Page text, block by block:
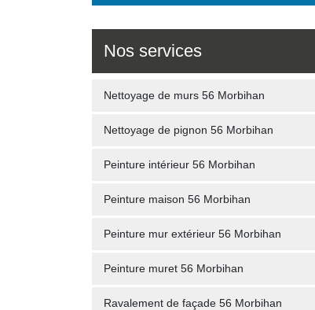
Nos services
Nettoyage de murs 56 Morbihan
Nettoyage de pignon 56 Morbihan
Peinture intérieur 56 Morbihan
Peinture maison 56 Morbihan
Peinture mur extérieur 56 Morbihan
Peinture muret 56 Morbihan
Ravalement de façade 56 Morbihan